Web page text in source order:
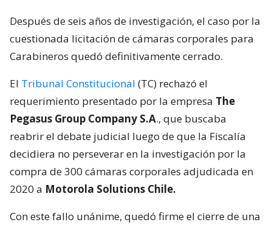
Después de seis años de investigación, el caso por la
cuestionada licitación de cámaras corporales para
Carabineros quedó definitivamente cerrado.
El Tribunal Constitucional (TC) rechazó el
requerimiento presentado por la empresa The
Pegasus Group Company S.A., que buscaba
reabrir el debate judicial luego de que la Fiscalía
decidiera no perseverar en la investigación por la
compra de 300 cámaras corporales adjudicada en
2020 a Motorola Solutions Chile.
Con este fallo unánime, quedó firme el cierre de una